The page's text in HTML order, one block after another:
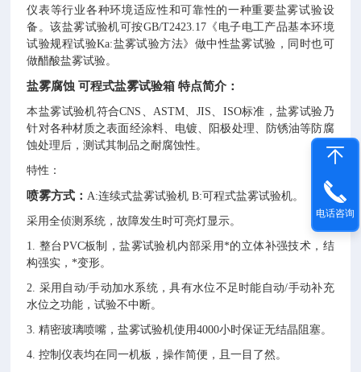
仪表等行业各种环境适应性和可靠性的一种重要盐雾试验设
备。该盐雾试验机可按GB/T2423.17《电子电工产品基本环境
试验规程试验Ka:盐雾试验方法》做中性盐雾试验，同时也可
做醋酸盐雾试验。
盐雾腐蚀 可程式盐雾试验箱 特点简介：
本盐雾试验机符合CNS、ASTM、JIS、ISO标准，盐雾试验乃
针对各种材质之表面经涂料、电镀、阳极处理、防锈油等防腐
蚀处理后，测试其制品之耐腐蚀性。
特性：
喷雾方式： A:连续式盐雾试验机 B:可程式盐雾试验机。
采用全侦测系统，故障发生时可亮灯显示。
1. 整台PVC板制，盐雾试验机内部采用*的立体补强技术，结
构强实，*变形。
2. 采用自动/手动加水系统，具有水位不足时能自动/手动补充
水位之功能，试验不中断。
3.精密玻璃喷嘴，盐雾试验机使用4000小时保证无结晶阻塞。
4.控制仪表均在同一机板，操作简便，且一目了然。
电话咨询